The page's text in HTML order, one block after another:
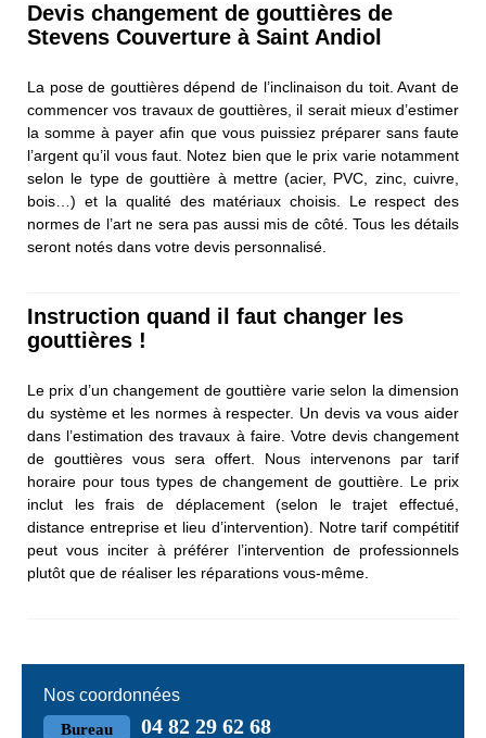
Devis changement de gouttières de
Stevens Couverture à Saint Andiol
La pose de gouttières dépend de l’inclinaison du toit. Avant de
commencer vos travaux de gouttières, il serait mieux d’estimer
la somme à payer afin que vous puissiez préparer sans faute
l’argent qu’il vous faut. Notez bien que le prix varie notamment
selon le type de gouttière à mettre (acier, PVC, zinc, cuivre,
bois…) et la qualité des matériaux choisis. Le respect des
normes de l’art ne sera pas aussi mis de côté. Tous les détails
seront notés dans votre devis personnalisé.
Instruction quand il faut changer les
gouttières !
Le prix d’un changement de gouttière varie selon la dimension
du système et les normes à respecter. Un devis va vous aider
dans l’estimation des travaux à faire. Votre devis changement
de gouttières vous sera offert. Nous intervenons par tarif
horaire pour tous types de changement de gouttière. Le prix
inclut les frais de déplacement (selon le trajet effectué,
distance entreprise et lieu d’intervention). Notre tarif compétitif
peut vous inciter à préférer l’intervention de professionnels
plutôt que de réaliser les réparations vous-même.
Nos coordonnées
Bureau 04 82 29 62 68